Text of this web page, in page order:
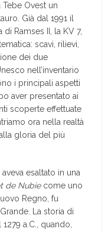
Ovest un
Già dal 1991 il
Ramses II, la KV 7,
scavi, rilievi,
dei due
nell’inventario
i principali aspetti
aver presentato ai
scoperte effettuate
ora nella realtà
gloria del più
esaltato in una
de Nubiecome uno
Regno, fu
La storia di
a.C., quando,